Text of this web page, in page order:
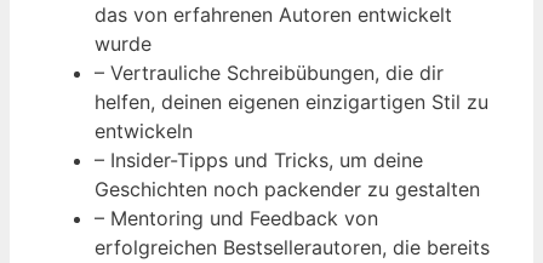
das von erfahrenen Autoren entwickelt
wurde
– Vertrauliche Schreibübungen, die dir
helfen, deinen eigenen einzigartigen Stil zu
entwickeln
– Insider-Tipps und Tricks, um deine
Geschichten noch packender zu gestalten
– Mentoring und Feedback von
erfolgreichen Bestsellerautoren, die bereits